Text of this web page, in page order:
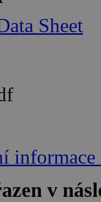
Sheet
informace
v